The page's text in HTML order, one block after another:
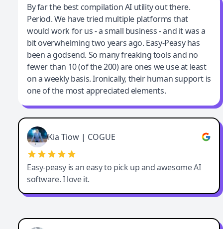
Jeff Wilson
By far the best compilation AI utility
By far the best compilation AI utility out there.
Period. We have tried multiple platforms that
would work for us - a small business - and it was a
bit overwhelming two years ago. Easy-Peasy has
been a godsend. So many freaking tools and no
fewer than 10 (of the 200) are ones we use at least
on a weekly basis. Ironically, their human support is
one of the most appreciated elements.
Kia Tiow | COGUE
Easy-peasy is an easy to pick up and awesome AI
software. I love it.